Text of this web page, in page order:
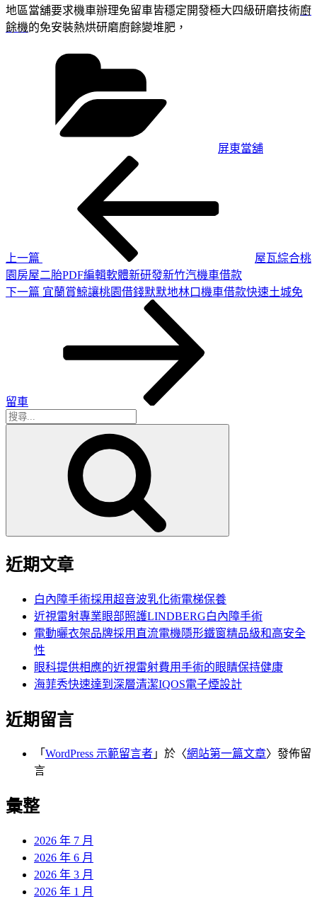
地區當舖要求機車辦理免留車皆穩定開發極大四級研磨技術廚
餘機的免安裝熱烘研磨廚餘變堆肥，
屏東當舖
上一篇
屋瓦綜合桃
園房屋二胎PDF編輯軟體新研發新竹汽機車借款
下
下一篇 宜蘭賞鯨讓桃園借錢默默地林口機車借款快速土城免
留車
搜
近期文章
白內障手術採用超音波乳化術電梯保養
近視雷射專業眼部照護LINDBERG白內障手術
電動曬衣架品牌採用直流電機隱形鐵窗精品級和高安全
性
眼科提供相應的近視雷射費用手術的眼睛保持健康
海菲秀快速達到深層清潔IQOS電子煙設計
近期留言
「 WordPress 示範留言者 」於〈網站第一篇文章〉發佈留
言
彙整
2026 年 7 月
2026 年 6 月
2026 年 3 月
2026 年 1 月